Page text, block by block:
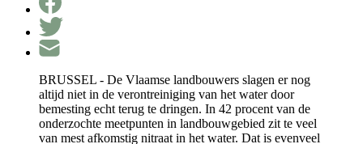
BRUSSEL - De Vlaamse landbouwers slagen er nog
altijd niet in de verontreiniging van het water door
bemesting echt terug te dringen. In 42 procent van de
onderzochte meetpunten in landbouwgebied zit te veel
van mest afkomstig nitraat in het water. Dat is evenveel